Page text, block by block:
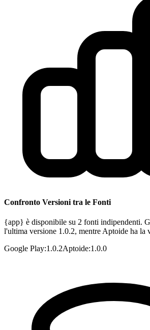
Confronto Versioni tra le Fonti
{app} è disponibile su 2 fonti indipendenti.
l'ultima versione 1.0.2, mentre Aptoide ha la
Google Play:1.0.2Aptoide:1.0.0